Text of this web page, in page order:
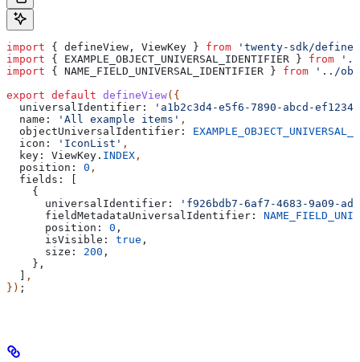
import { defineView , ViewKey } from 'twenty-sdk/define'
import { EXAMPLE_OBJECT_UNIVERSAL_IDENTIFIER } from '../
import { NAME_FIELD_UNIVERSAL_IDENTIFIER } from '../
export default defineView({
  universalIdentifier:
'a1b2c3d4-e5f6-7890-abcd-
  name:
'All example items' ,
  objectUniversalIdentifier:
  icon:
'IconList' ,
  key:
ViewKey . INDEX ,
  position:
0 ,
  fields:
[
    {
      universalIdentifier:
'f926bdb7-6af7-4683-9a09-
      fieldMetadataUniversalIdentifier:
      position:
0 ,
      isVisible:
true ,
      size:
200 ,
    },
  ]
,
}) ;